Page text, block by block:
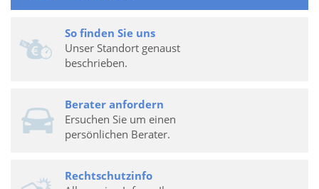
So finden Sie uns
Unser Standort genaust
beschrieben.
Berater anfordern
Ersuchen Sie um einen
persönlichen Berater.
Rechtschutzinfo